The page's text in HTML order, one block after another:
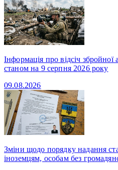
Інформація про відсіч збройної
станом на 9 серпня 2026 року
09.08.2026
Зміни щодо порядку надання
іноземцям, особам без